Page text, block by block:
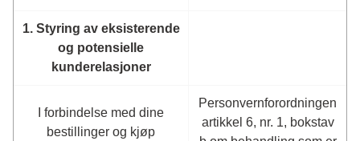
1. Styring av eksisterende
og potensielle
kunderelasjoner
I forbindelse med dine
bestillinger og kjøp
Personvernforordningen
artikkel 6, nr. 1, bokstav